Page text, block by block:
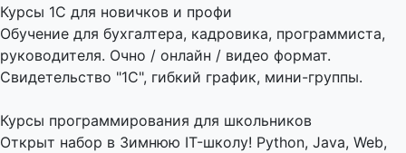
Курсы 1С для новичков и профи
Обучение для бухгалтера, кадровика, программиста,
руководителя. Очно / онлайн / видео формат.
Свидетельство "1С", гибкий график, мини-группы.
Курсы программирования для школьников
Открыт набор в Зимнюю IT-школу! Python, Java, Web,